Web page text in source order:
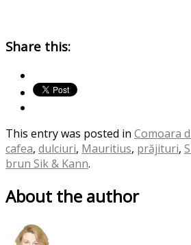
Share this:
This entry was posted in Comoara
cafea, dulciuri, Mauritius, prăjituri,
brun Sik & Kann.
About the author